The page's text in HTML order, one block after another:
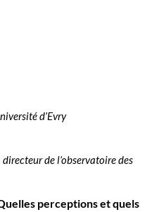
d’Evry
de l’observatoire des
perceptions et quels